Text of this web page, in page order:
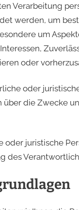
Verarbeitung
werden, um
um
oder
oder
die Zwecke
oder juristische
des